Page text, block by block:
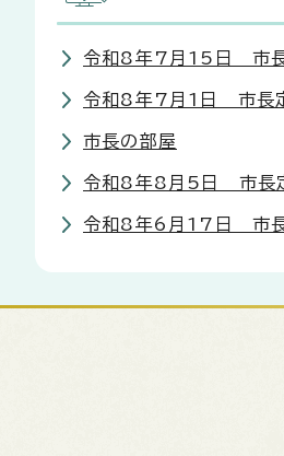
令和8年7月15日 市長
令和8年7月1日 市長
市長の部屋
令和8年8月5日 市長
令和8年6月17日 市長